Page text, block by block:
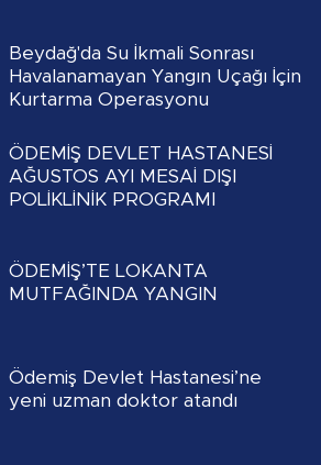
Beydağ'da Su İkmali Sonrası
Havalanamayan Yangın Uçağı İçin
Kurtarma Operasyonu
ÖDEMİŞ DEVLET HASTANESİ
AĞUSTOS AYI MESAİ DIŞI
POLİKLİNİK PROGRAMI
ÖDEMİŞ’TE LOKANTA
MUTFAĞINDA YANGIN
Ödemiş Devlet Hastanesi’ne
yeni uzman doktor atandı